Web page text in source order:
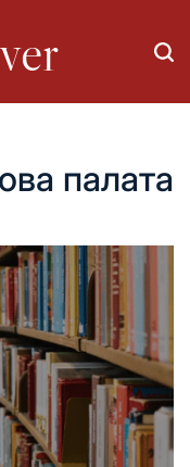
палата